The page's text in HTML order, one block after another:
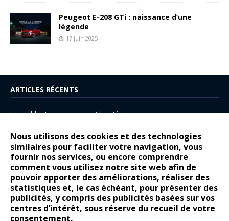
Nous utilisons des cookies et des technologies
similaires pour faciliter votre navigation, vous
fournir nos services, ou encore comprendre
comment vous utilisez notre site web afin de
pouvoir apporter des améliorations, réaliser des
statistiques et, le cas échéant, pour présenter des
publicités, y compris des publicités basées sur vos
centres d’intérêt, sous réserve du recueil de votre
consentement.
Peugeot E-208 GTi : naissance d’une
légende
17 juin 2025
ARTICLES RÉCENTS
Les publications reprennent bientôt…
14 juillet : nouveau film de marque pour Citroën
Renault Espace : voyage, voyage…
Peugeot E-208 GTi : naissance d’une légende
COMMENTAIRES RÉCENTS